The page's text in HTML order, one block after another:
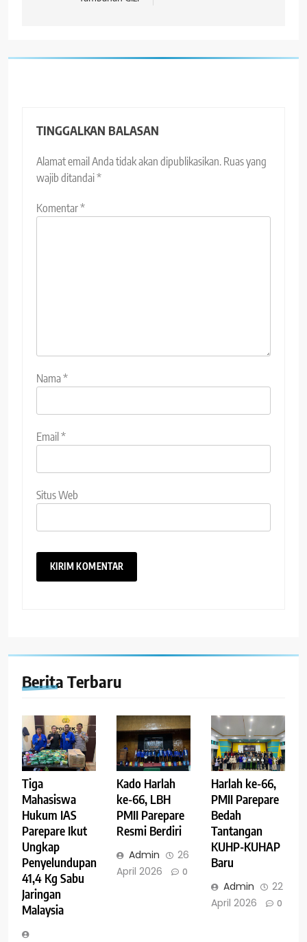
TINGGALKAN BALASAN
Alamat email Anda tidak akan dipublikasikan. Ruas yang
wajib ditandai*
Komentar*
Nama*
Email*
Situs Web
Berita Terbaru
Tiga
Mahasiswa
Hukum IAS
Parepare Ikut
Ungkap
Penyelundupan
41,4 Kg Sabu
Jaringan
Malaysia
Kado Harlah
ke-66, LBH
PMII Parepare
Resmi Berdiri
Admin
26
April 2026
0
Harlah ke-66,
PMII Parepare
Bedah
Tantangan
KUHP-KUHAP
Baru
Admin
22
April 2026
0